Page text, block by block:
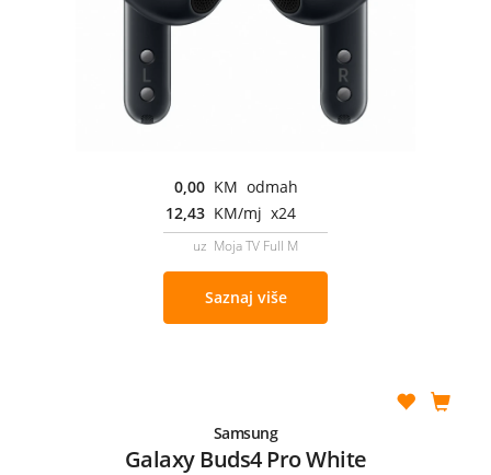
0,00 KM odmah
12,43 KM/mj x24
uz Moja TV Full M
Saznaj više
Samsung
Galaxy Buds4 Pro White